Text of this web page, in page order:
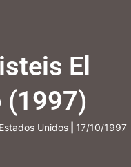
El
(1997)
Estados Unidos
17/10/1997